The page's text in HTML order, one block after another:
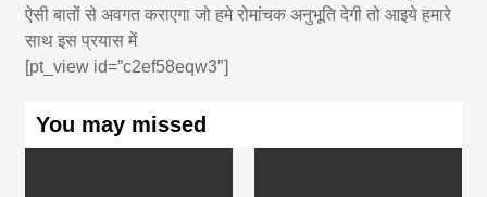
ऐसी बातों से अवगत कराएगा जो हमे रोमांचक अनुभूति देगी तो आइये हमारे
साथ इस प्रयास में
[pt_view id=”c2ef58eqw3″]
You may missed